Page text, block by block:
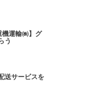
機運輸㈱】グ
う
送サービスを